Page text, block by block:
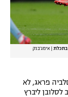
בתכלת
אימג'בנק
פראג, לא
ליברץ